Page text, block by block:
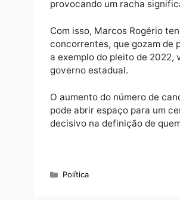
Dois nomes de peso,
prefeitos Delegado Flori
Com isso, Marcos
concorrentes, que